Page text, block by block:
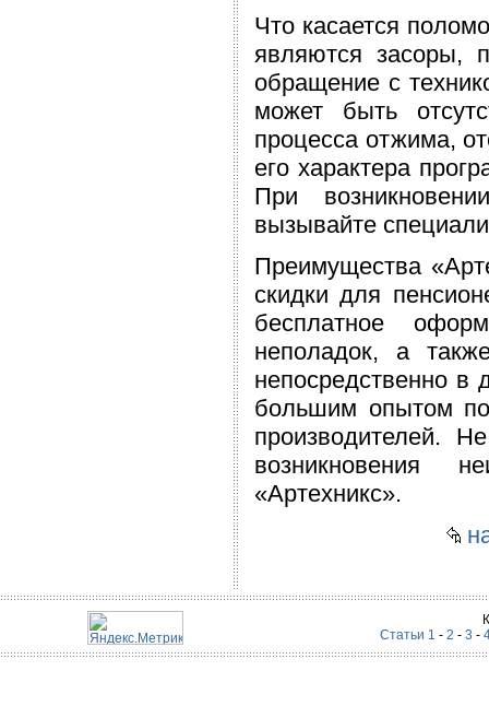
Что касается
являются засоры,
обращение с
может быть
процесса отжима,
его характера
При
вызывайте
Преимущества
скидки для
бесплатное
неполадок, а
непосредственно в
большим опытом
производителей.
возникновения
«Артехникс».
Статьи 1 - 2 - 3 -